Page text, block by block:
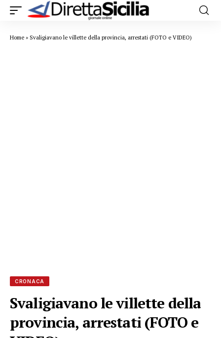
Home » Svaligiavano le villette della provincia, arrestati (FOTO e VIDEO)
CRONACA
Svaligiavano le villette della
provincia, arrestati (FOTO e